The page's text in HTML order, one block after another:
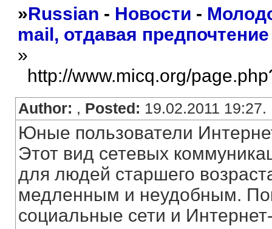
»Russian - Новости -
mail, отдавая
»
http://www.micq.org/
Author: , Posted: 19.02.2011 19:27.
Юные пользователи
Этот вид сетевых
для людей старшего
медленным и неудобным.
социальные сети и